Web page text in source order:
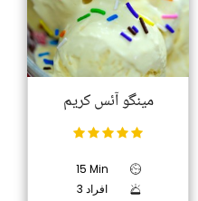
مینگو آئس کریم
15 Min
3 افراد